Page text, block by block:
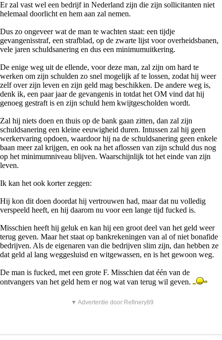
Er zal vast wel een bedrijf in Nederland zijn die zijn sollicitanten niet
helemaal doorlicht en hem aan zal nemen.
Dus zo ongeveer wat de man te wachten staat: een tijdje
gevangenisstraf, een strafblad, op de zwarte lijst voor overheidsbanen,
vele jaren schuldsanering en dus een minimumuitkering.
De enige weg uit de ellende, voor deze man, zal zijn om hard te
werken om zijn schulden zo snel mogelijk af te lossen, zodat hij weer
zelf over zijn leven en zijn geld mag beschikken. De andere weg is,
denk ik, een paar jaar de gevangenis in totdat het OM vind dat hij
genoeg gestraft is en zijn schuld hem kwijtgescholden wordt.
Zal hij niets doen en thuis op de bank gaan zitten, dan zal zijn
schuldsanering een kleine eeuwigheid duren. Intussen zal hij geen
werkervaring opdoen, waardoor hij na de schuldsanering geen enkele
baan meer zal krijgen, en ook na het aflossen van zijn schuld dus nog
op het minimumniveau blijven. Waarschijnlijk tot het einde van zijn
leven.
Ik kan het ook korter zeggen:
Hij kon dit doen doordat hij vertrouwen had, maar dat nu volledig
verspeeld heeft, en hij daarom nu voor een lange tijd fucked is.
Misschien heeft hij geluk en kan hij een groot deel van het geld weer
terug geven. Maar het staat op bankrekeningen van al of niet bonafide
bedrijven. Als de eigenaren van die bedrijven slim zijn, dan hebben ze
dat geld al lang weggesluisd en witgewassen, en is het gewoon weg.
De man is fucked, met een grote F. Misschien dat één van de
ontvangers van het geld hem er nog wat van terug wil geven.
▼ Advertentie door Refinery89